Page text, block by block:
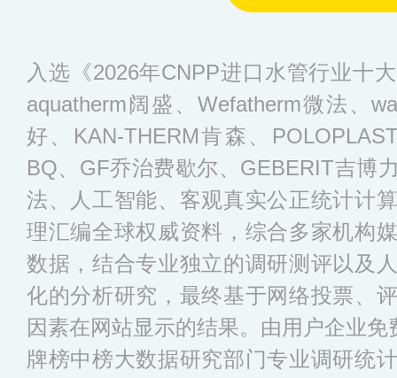
入选《2026年CNPP进口水管行业十
aquatherm阔盛、Wefatherm微法、
好、KAN-THERM肯森、
BQ、GF乔治费歇尔、GEBERIT吉博
法、人工智能、客观真实公正统计计
理汇编全球权威资料，综合多家机构
数据，结合专业独立的调研测评以及
化的分析研究，最终基于网络投票、
因素在网站显示的结果。由用户企业
牌榜中榜大数据研究部门专业调研统